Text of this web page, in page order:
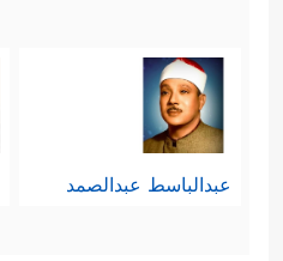
عبدالباسط عبدالصمد